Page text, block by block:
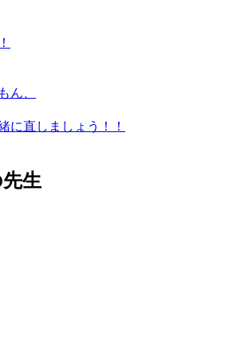
ん、
に直しましょう！！
生